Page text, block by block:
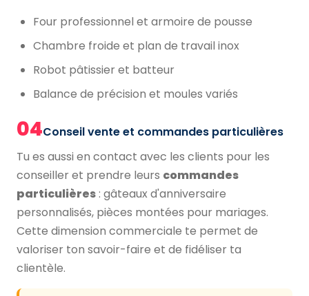
Four professionnel et armoire de pousse
Chambre froide et plan de travail inox
Robot pâtissier et batteur
Balance de précision et moules variés
04Conseil vente et commandes particulières
Tu es aussi en contact avec les clients pour les
conseiller et prendre leurs commandes
particulières : gâteaux d'anniversaire
personnalisés, pièces montées pour mariages.
Cette dimension commerciale te permet de
valoriser ton savoir-faire et de fidéliser ta
clientèle.